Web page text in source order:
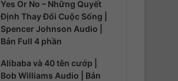
Yes Or No – Những Quyết
Định Thay Đổi Cuộc Sống |
Spencer Johnson Audio |
Bản Full 4 phần
Alibaba và 40 tên cướp |
Bob Williams Audio | Bản